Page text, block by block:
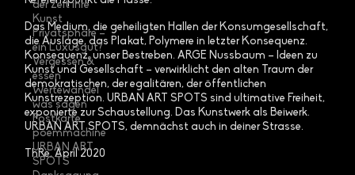
Das Medium, die geheiligten Hallen der Konsumgesellschaft,
die Auslage, das Plakat, Polymere in letzter Konsequenz.
Konsequenz, unser Bestreben. ARGE Nussbaum – Ideen zu
Kunst und Gesellschaft – verwirklicht den alten Traum der
demokratischen, der egalitären, der öffentlichen
Kunstrezeption. URBAN ART SPOTS sind ultimative Freiheit,
exponierte zur Schaustellung. Das Kunstwerk als Beiwerk.
URBAN ART SPOTS, demnächst auch in deiner Strasse.
ThRe, April 2020
der Zeit ihre
Kunst
Privatsphäre –
ein Luxusgut?
Vergessen &
essen
Wertewandel
was sagen
Postkarte
poemmachine
URBAN ART
SPOTS